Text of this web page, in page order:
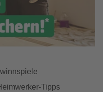
Tipps